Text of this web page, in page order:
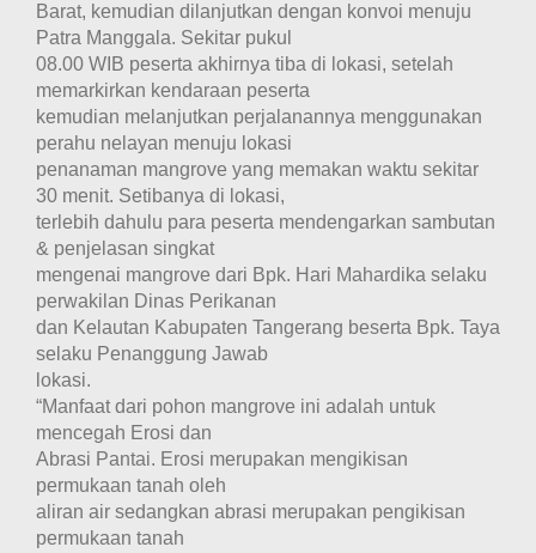
Barat, kemudian dilanjutkan dengan konvoi menuju
Patra Manggala. Sekitar pukul
08.00 WIB peserta akhirnya tiba di lokasi, setelah
memarkirkan kendaraan peserta
kemudian melanjutkan perjalanannya menggunakan
perahu nelayan menuju lokasi
penanaman mangrove yang memakan waktu sekitar
30 menit. Setibanya di lokasi,
terlebih dahulu para peserta mendengarkan sambutan
& penjelasan singkat
mengenai mangrove dari Bpk. Hari Mahardika selaku
perwakilan Dinas Perikanan
dan Kelautan Kabupaten Tangerang beserta Bpk. Taya
selaku Penanggung Jawab
lokasi.
“Manfaat dari pohon mangrove ini adalah untuk
mencegah Erosi dan
Abrasi Pantai. Erosi merupakan mengikisan
permukaan tanah oleh
aliran air sedangkan abrasi merupakan pengikisan
permukaan tanah